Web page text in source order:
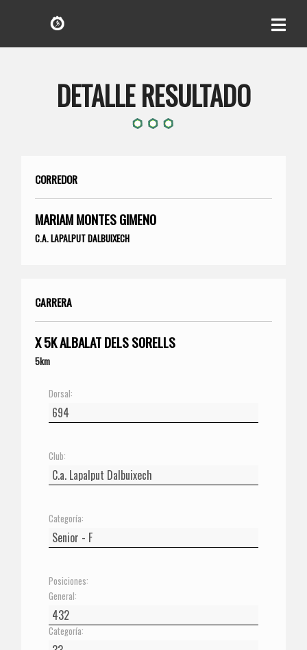
DETALLE RESULTADO
CORREDOR
MARIAM MONTES GIMENO
C.A. LAPALPUT DALBUIXECH
CARRERA
X 5K ALBALAT DELS SORELLS
5km
Dorsal:
Club:
Categoría:
Posiciones:
General:
Categoría: